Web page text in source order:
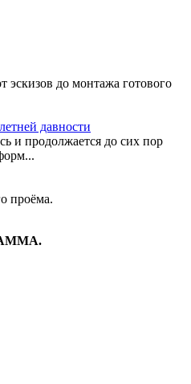
эскизов до монтажа готового
давности
и продолжается до сих пор
проёма.